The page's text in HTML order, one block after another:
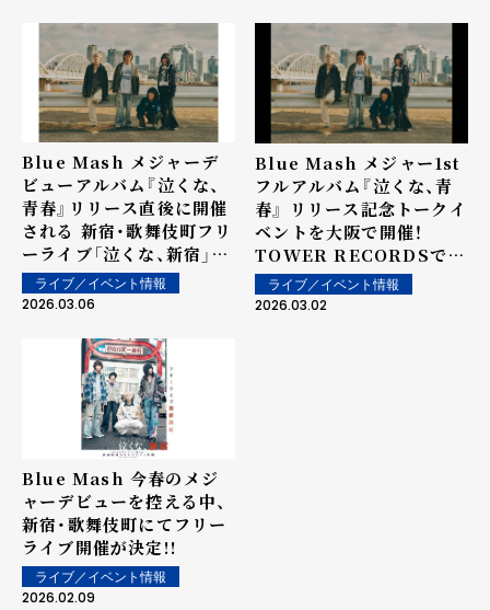
Blue Mash メジャーデ
ビューアルバム『泣くな、
青春』リリース直後に開催
される 新宿・歌舞伎町フリ
ーライブ「泣くな、新宿」の
詳細が発表! ライブ直後に
CD初回盤購入者対象のサ
ライブ／イベント情報
2026.03.06
Blue Mash メジャー1st
フルアルバム『泣くな、青
春』 リリース記念トークイ
ベントを大阪で開催！
TOWER RECORDSでの
スペシャル施策も決定!!
ライブ／イベント情報
2026.03.02
Blue Mash 今春のメジ
ャーデビューを控える中、
新宿・歌舞伎町にてフリー
ライブ開催が決定!!
ライブ／イベント情報
2026.02.09